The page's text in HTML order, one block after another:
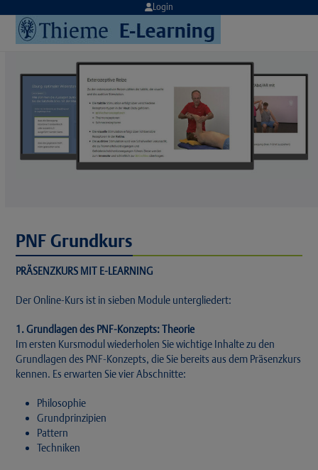
content
Login
Open
mobile
menu
Close
mobile
menu
PNF Grundkurs
PRÄSENZKURS MIT E-LEARNING
Der Online-Kurs ist in sieben Module untergliedert:
1. Grundlagen des PNF-Konzepts: Theorie
Im ersten Kursmodul wiederholen Sie wichtige Inhalte zu den
Grundlagen des PNF-Konzepts, die Sie bereits aus dem Präsenzkurs
kennen. Es erwarten Sie vier Abschnitte:
Philosophie
Grundprinzipien
Pattern
Techniken